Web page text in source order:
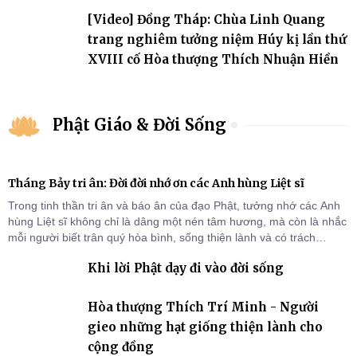
[Video] Đồng Tháp: Chùa Linh Quang
trang nghiêm tưởng niệm Húy kị lần thứ
XVIII cố Hòa thượng Thích Nhuận Hiền
Phật Giáo & Đời Sống
Tháng Bảy tri ân: Đời đời nhớ ơn các Anh hùng Liệt sĩ
Trong tinh thần tri ân và báo ân của đạo Phật, tưởng nhớ các Anh
hùng Liệt sĩ không chỉ là dâng một nén tâm hương, mà còn là nhắc
mỗi người biết trân quý hòa bình, sống thiện lành và có trách
Khi lời Phật dạy đi vào đời sống
Hòa thượng Thích Trí Minh - Người
gieo những hạt giống thiện lành cho
cộng đồng